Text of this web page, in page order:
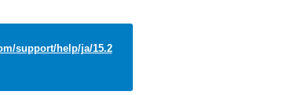
support/help/ja/15.2